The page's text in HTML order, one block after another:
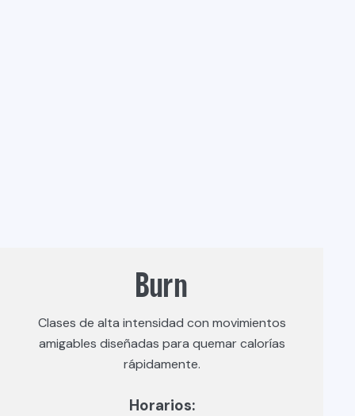
Burn
Clases de alta intensidad con movimientos
amigables diseñadas para quemar calorías
rápidamente.
Horarios: